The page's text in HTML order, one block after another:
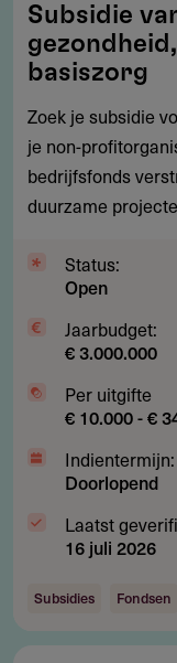
vanaf
€
10.000
voor
gezondheid,
onderwijs
en
Subsidie
basiszorg
Zoek je subsidie
je non-
bedrijfsfonds
duurzame
Status:
Open
Jaarbudget:
€ 3.000.000
Per uitgifte
€ 10.000 - €
Indientermijn:
Doorlopend
Laatst
16 juli 2026
Subsidies Fondsen